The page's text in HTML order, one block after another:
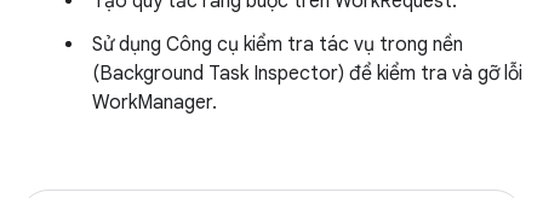
Sử dụng Công cụ kiểm tra tác vụ trong nền
(Background Task Inspector) để kiểm tra và gỡ lỗi
WorkManager.